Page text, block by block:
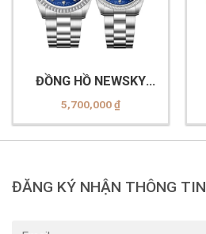
ĐỒNG HỒ NEWSKY
NS5020G.S03 & ĐỒNG
HỒ NEWSKY
NS5020L.S03
5,700,000₫
ĐĂNG KÝ NHẬN THÔNG TIN